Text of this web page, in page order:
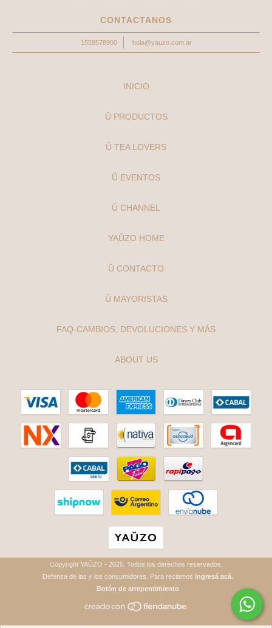
CONTACTANOS
1558578900 hola@yauzo.com.ar
INICIO
Ŭ PRODUCTOS
Ŭ TEA LOVERS
Ŭ EVENTOS
Ŭ CHANNEL
YAŬZO HOME
Ŭ CONTACTO
Ŭ MAYORISTAS
FAQ-CAMBIOS, DEVOLUCIONES Y MÁS
ABOUT US
Copyright YAŬZO - 2026. Todos los derechos reservados.
Defensa de las y los consumidores. Para reclamos ingresá acá.
Botón de arrepentimiento